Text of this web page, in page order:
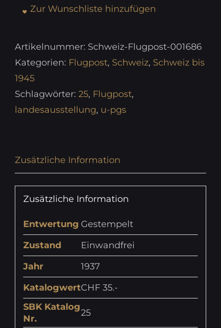
Zur Wunschliste hinzufügen
Artikelnummer: Schweiz-Flugpost-001686
Kategorien: Flugpost, Schweiz, Schweiz bis
1945
Schlagwörter: 25, Flugpost,
landesausstellung, u-pgs
Zusätzliche Information
Zusätzliche Information
Entwertung Gestempelt
Zustand
Einwandfrei
Jahr
1937
KatalogwertCHF 35.-
SBK Katalog
Nr.
25